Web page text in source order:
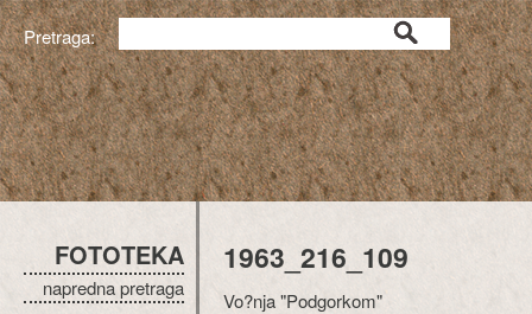
Pretraga:
FOTOTEKA
napredna pretraga
1963_216_109
Vo?nja "Podgorkom"